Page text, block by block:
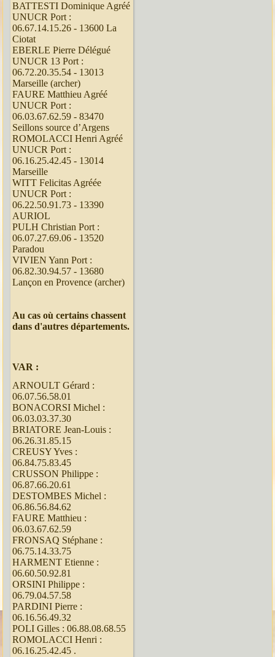
BATTESTI Dominique Agréé
UNUCR Port :
06.67.14.15.26 - 13600 La
Ciotat
EBERLE Pierre Délégué
UNUCR 13 Port :
06.72.20.35.54 - 13013
Marseille (archer)
FAURE Matthieu Agréé
UNUCR Port :
06.03.67.62.59 - 83470
Seillons source d’Argens
ROMOLACCI Henri Agréé
UNUCR Port :
06.16.25.42.45 - 13014
Marseille
WITT Felicitas Agréée
UNUCR Port :
06.22.50.91.73 - 13390
AURIOL
PULH Christian Port :
06.07.27.69.06 - 13520
Paradou
VIVIEN Yann Port :
06.82.30.94.57 - 13680
Lançon en Provence (archer)
Au cas où certains chassent
dans d'autres départements.
VAR :
ARNOULT Gérard :
06.07.56.58.01
BONACORSI Michel :
06.03.03.37.30
BRIATORE Jean-Louis :
06.26.31.85.15
CREUSY Yves :
06.84.75.83.45
CRUSSON Philippe :
06.87.66.20.61
DESTOMBES Michel :
06.86.56.84.62
FAURE Matthieu :
06.03.67.62.59
FRONSAQ Stéphane :
06.75.14.33.75
HARMENT Etienne :
06.60.50.92.81
ORSINI Philippe :
06.79.04.57.58
PARDINI Pierre :
06.16.56.49.32
POLI Gilles : 06.88.08.68.55
ROMOLACCI Henri :
06.16.25.42.45 .